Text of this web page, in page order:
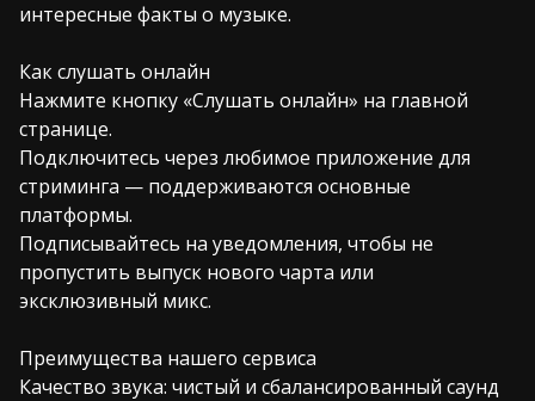
интересные факты о музыке.
Как слушать онлайн
Нажмите кнопку «Слушать онлайн» на главной
странице.
Подключитесь через любимое приложение для
стриминга — поддерживаются основные
платформы.
Подписывайтесь на уведомления, чтобы не
пропустить выпуск нового чарта или
эксклюзивный микс.
Преимущества нашего сервиса
Качество звука: чистый и сбалансированный саунд